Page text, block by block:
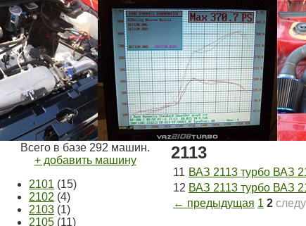
Всего в базе 292 машин.
+ добавить машину
2101 (15)
2102 (4)
2103 (1)
2105 (11)
2113
11 ВАЗ 2113 турбо ВАЗ
12 ВАЗ 2113 турбо ВАЗ
← предыдущая 1 2